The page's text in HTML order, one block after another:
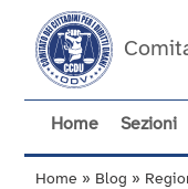
contenuto
principale
Navigazione
principale
Home Sezioni
Home Blog